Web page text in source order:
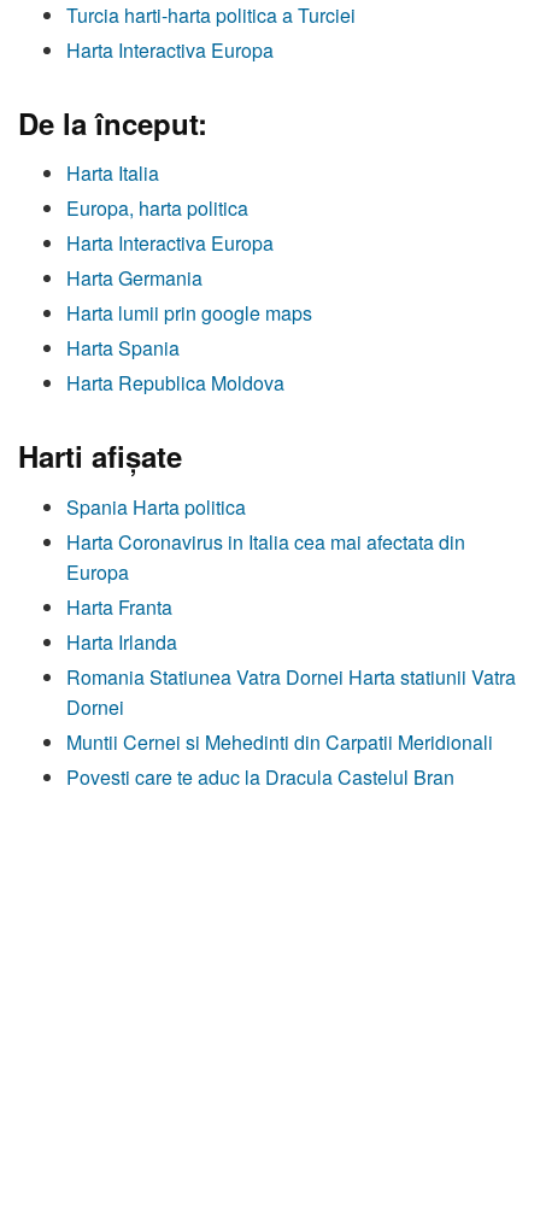
Turcia harti-harta politica a Turciei
Harta Interactiva Europa
De la început:
Harta Italia
Europa, harta politica
Harta Interactiva Europa
Harta Germania
Harta lumii prin google maps
Harta Spania
Harta Republica Moldova
Harti afişate
Spania Harta politica
Harta Coronavirus in Italia cea mai afectata din
Europa
Harta Franta
Harta Irlanda
Romania Statiunea Vatra Dornei Harta statiunii Vatra
Dornei
Muntii Cernei si Mehedinti din Carpatii Meridionali
Povesti care te aduc la Dracula Castelul Bran